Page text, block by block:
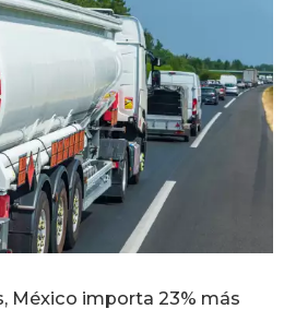
México importa 23% más